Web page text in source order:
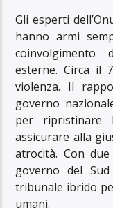
Gli esperti
hanno armi
esterne. Circa il
violenza. Il
governo
per ripristinare
assicurare alla
atrocità. Con
governo del
tribunale ibrido
umani.